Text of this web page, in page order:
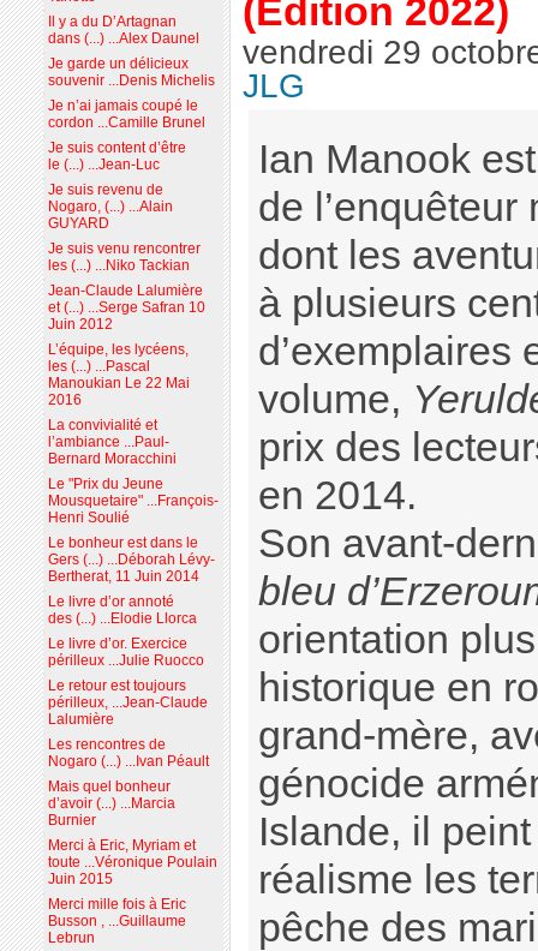
(Edition 2022)
vendredi 29
JLG
Ian Manook
de l’enquêteur
dont les
à plusieurs
d’exemplaires
volume,
prix des
en 2014.
Son avant-
bleu
orientation
historique en
grand-mère,
génocide
Islande, il
réalisme les
pêche des
Il y a du D’Artagnan
dans (...) ...Alex Daunel
Je garde un délicieux
souvenir ...Denis Michelis
Je n’ai jamais coupé le
cordon ...Camille Brunel
Je suis content d’être
le (...) ...Jean-Luc
Je suis revenu de
Nogaro, (...) ...Alain
GUYARD
Je suis venu rencontrer
les (...) ...Niko Tackian
Jean-Claude Lalumière
et (...) ...Serge Safran 10
Juin 2012
L’équipe, les lycéens,
les (...) ...Pascal
Manoukian Le 22 Mai
2016
La convivialité et
l’ambiance ...Paul-
Bernard Moracchini
Le "Prix du Jeune
Mousquetaire" ...François-
Henri Soulié
Le bonheur est dans le
Gers (...) ...Déborah Lévy-
Bertherat, 11 Juin 2014
Le livre d’or annoté
des (...) ...Elodie Llorca
Le livre d’or. Exercice
périlleux ...Julie Ruocco
Le retour est toujours
périlleux, ...Jean-Claude
Lalumière
Les rencontres de
Nogaro (...) ...Ivan Péault
Mais quel bonheur
d’avoir (...) ...Marcia
Burnier
Merci à Eric, Myriam et
toute ...Véronique Poulain
Juin 2015
Merci mille fois à Eric
Busson , ...Guillaume
Lebrun